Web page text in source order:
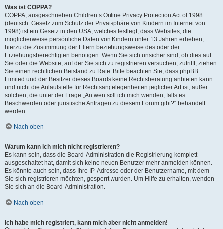
Was ist COPPA?
COPPA, ausgeschrieben Children’s Online Privacy Protection Act of 1998
(deutsch: Gesetz zum Schutz der Privatsphäre von Kindern im Internet von
1998) ist ein Gesetz in den USA, welches festlegt, dass Websites, die
möglicherweise persönliche Daten von Kindern unter 13 Jahren erheben,
hierzu die Zustimmung der Eltern beziehungsweise des oder der
Erziehungsberechtigten benötigen. Wenn Sie sich unsicher sind, ob dies auf
Sie oder die Website, auf der Sie sich zu registrieren versuchen, zutrifft, ziehen
Sie einen rechtlichen Beistand zu Rate. Bitte beachten Sie, dass phpBB
Limited und der Besitzer dieses Boards keine Rechtsberatung anbieten kann
und nicht die Anlaufstelle für Rechtsangelegenheiten jeglicher Art ist; außer
solchen, die unter der Frage „An wen soll ich mich wenden, falls es
Beschwerden oder juristische Anfragen zu diesem Forum gibt?“ behandelt
werden.
Nach oben
Warum kann ich mich nicht registrieren?
Es kann sein, dass die Board-Administration die Registrierung komplett
ausgeschaltet hat, damit sich keine neuen Benutzer mehr anmelden können.
Es könnte auch sein, dass Ihre IP-Adresse oder der Benutzername, mit dem
Sie sich registrieren möchten, gesperrt wurden. Um Hilfe zu erhalten, wenden
Sie sich an die Board-Administration.
Nach oben
Ich habe mich registriert, kann mich aber nicht anmelden!